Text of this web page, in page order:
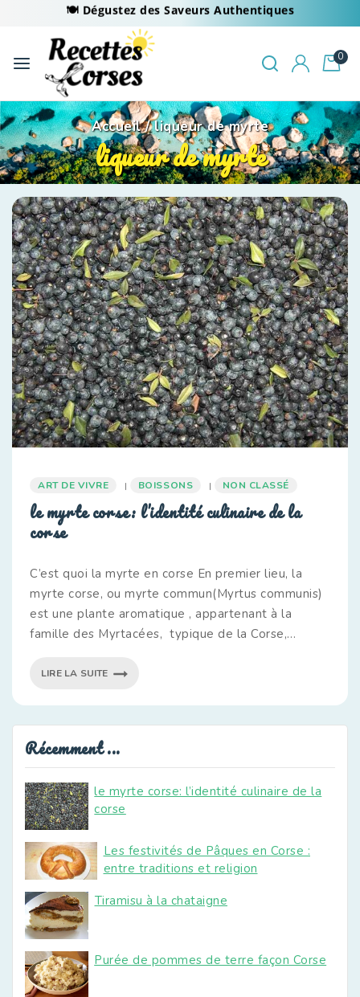
🍽️ Dégustez des Saveurs Authentiques
0
Accueil / liqueur de myrte
liqueur de myrte
ART DE VIVRE | BOISSONS | NON CLASSÉ
le myrte corse: l’identité culinaire de la
corse
C’est quoi la myrte en corse En premier lieu, la
myrte corse, ou myrte commun(Myrtus communis)
est une plante aromatique , appartenant à la
famille des Myrtacées, typique de la Corse,
blanches ou roses et ses baies bleu-noir . En outre,
LIRE LA SUITE
Récemment ...
le myrte corse: l’identité culinaire de la
corse
Les festivités de Pâques en Corse :
entre traditions et religion
Tiramisu à la chataigne
Purée de pommes de terre façon Corse